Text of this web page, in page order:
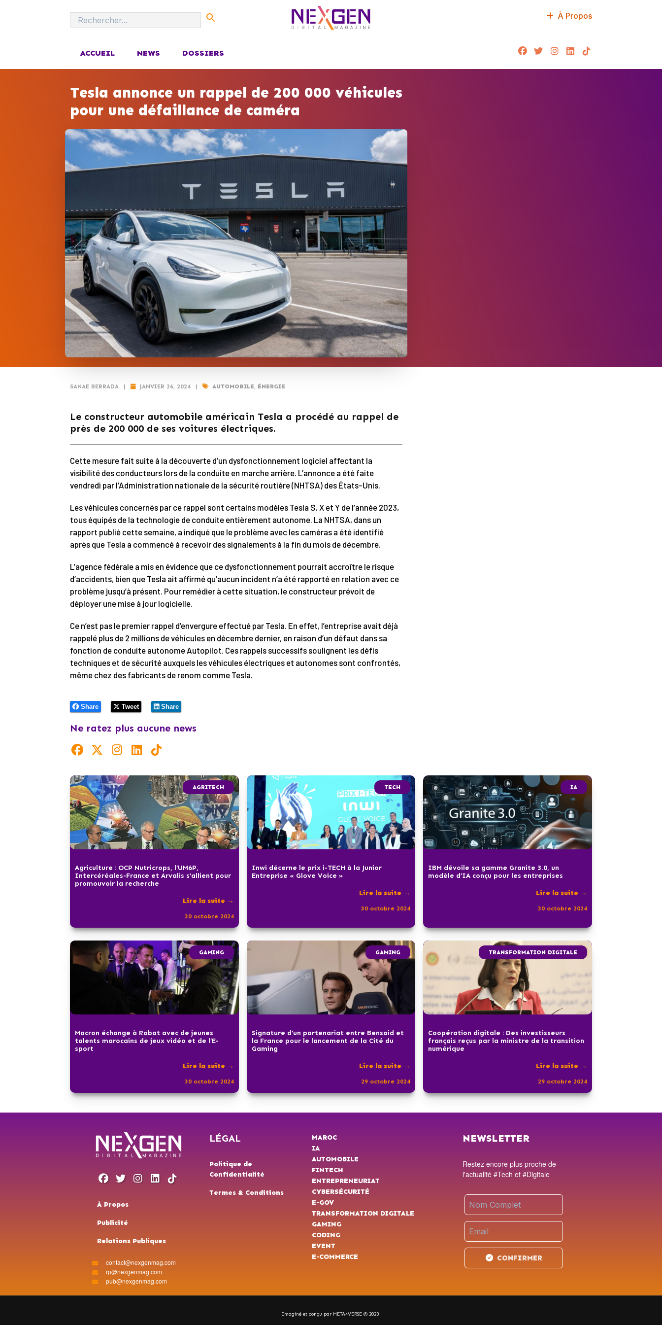
À Propos
ACCUEIL NEWS DOSSIERS
Tesla annonce un rappel de 200 000 véhicules
pour une défaillance de caméra
SANAE BERRADA | JANVIER 26, 2024 | AUTOMOBILE, ÉNERGIE
Le constructeur automobile américain Tesla a procédé au rappel de
près de 200 000 de ses voitures électriques.
Cette mesure fait suite à la découverte d’un dysfonctionnement logiciel affectant la
visibilité des conducteurs lors de la conduite en marche arrière. L’annonce a été faite
vendredi par l’Administration nationale de la sécurité routière (NHTSA) des États-Unis.
Les véhicules concernés par ce rappel sont certains modèles Tesla S, X et Y de l’année 2023,
tous équipés de la technologie de conduite entièrement autonome. La NHTSA, dans un
rapport publié cette semaine, a indiqué que le problème avec les caméras a été identifié
après que Tesla a commencé à recevoir des signalements à la fin du mois de décembre.
L’agence fédérale a mis en évidence que ce dysfonctionnement pourrait accroître le risque
d’accidents, bien que Tesla ait affirmé qu’aucun incident n’a été rapporté en relation avec ce
problème jusqu’à présent. Pour remédier à cette situation, le constructeur prévoit de
déployer une mise à jour logicielle.
Ce n’est pas le premier rappel d’envergure effectué par Tesla. En effet, l’entreprise avait déjà
rappelé plus de 2 millions de véhicules en décembre dernier, en raison d’un défaut dans sa
fonction de conduite autonome Autopilot. Ces rappels successifs soulignent les défis
techniques et de sécurité auxquels les véhicules électriques et autonomes sont confrontés,
même chez des fabricants de renom comme Tesla.
Share Tweet Share
Ne ratez plus aucune news
AGRITECH
Agriculture : OCP Nutricrops, l’UM6P,
Intercéréales-France et Arvalis s’allient pour
promouvoir la recherche
Lire la suite →
30 octobre 2024
TECH
Inwi décerne le prix i-TECH à la Junior
Entreprise « Glove Voice »
Lire la suite →
30 octobre 2024
IA
IBM dévoile sa gamme Granite 3.0, un
modèle d’IA conçu pour les entreprises
Lire la suite →
30 octobre 2024
GAMING
Macron échange à Rabat avec de jeunes
talents marocains de jeux vidéo et de l’E-
sport
Lire la suite →
30 octobre 2024
GAMING
Signature d’un partenariat entre Bensaid et
la France pour le lancement de la Cité du
Gaming
Lire la suite →
29 octobre 2024
TRANSFORMATION DIGITALE
Coopération digitale : Des investisseurs
français reçus par la ministre de la transition
numérique
Lire la suite →
29 octobre 2024
À Propos
Publicité
Relations Publiques
contact@nexgenmag.com
rp@nexgenmag.com
pub@nexgenmag.com
LÉGAL
Politique de
Confidentialité
Termes & Conditions
MAROC
IA
AUTOMOBILE
FINTECH
ENTREPRENEURIAT
CYBERSÉCURITÉ
E-GOV
TRANSFORMATION DIGITALE
GAMING
CODING
EVENT
E-COMMERCE
NEWSLETTER
Restez encore plus proche de
l'actualité #Tech et #Digitale
CONFIRMER
Imaginé et conçu par META4VERSE © 2023